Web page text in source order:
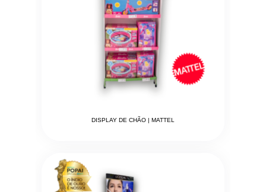
DISPLAY DE CHÃO | MATTEL